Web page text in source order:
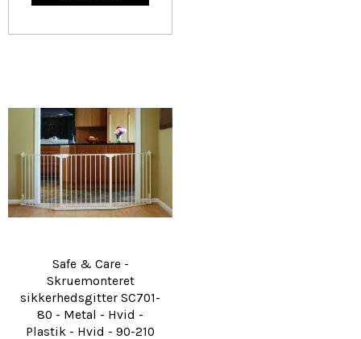
Safe & Care -
Skruemonteret
sikkerhedsgitter SC701-
80 - Metal - Hvid -
Plastik - Hvid - 90-210